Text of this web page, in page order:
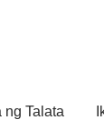
ng Talata